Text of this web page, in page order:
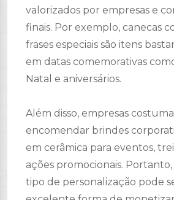
valorizados por empresas e
finais. Por exemplo, canecas
frases especiais são itens
em datas comemorativas
Natal e aniversários.
Além disso, empresas
encomendar brindes
em cerâmica para eventos,
ações promocionais.
tipo de personalização pode